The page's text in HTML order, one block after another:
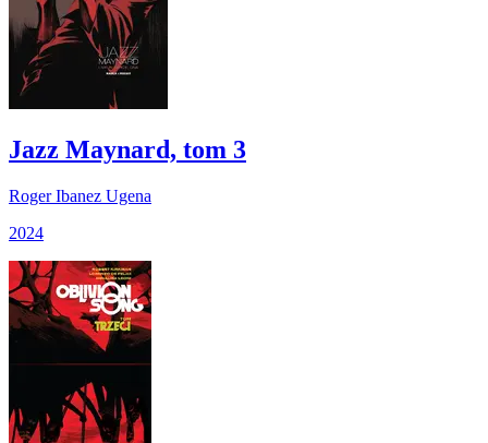
Jazz Maynard, tom 3
Roger Ibanez Ugena
2024